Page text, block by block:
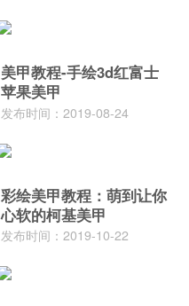
美甲教程-手绘3d红富士
苹果美甲
发布时间：2019-08-24
彩绘美甲教程：萌到让你
心软的柯基美甲
发布时间：2019-10-22